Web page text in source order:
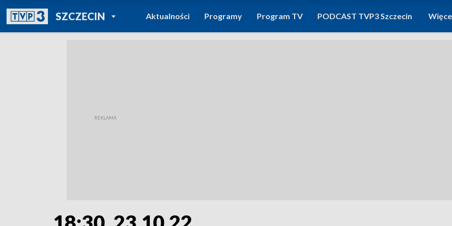
SZCZECINPOWRÓT DO
TVP REGIONY
Aktualności Programy Program TV PODCAST TVP3 Szczecin